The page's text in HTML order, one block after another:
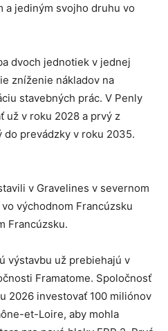
a jediným svojho druhu vo
dvoch jednotiek v jednej
zníženie nákladov na
stavebných prác. V Penly
už v roku 2028 a prvý z
do prevádzky v roku 2035.
v Gravelines v severnom
východnom Francúzsku
Francúzsku.
výstavbu už prebiehajú v
Framatome. Spoločnosť
2026 investovať 100 miliónov
et-Loire, aby mohla